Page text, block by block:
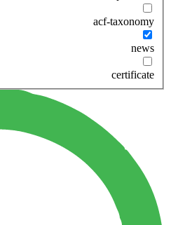
acf-taxonomy
news
certificate